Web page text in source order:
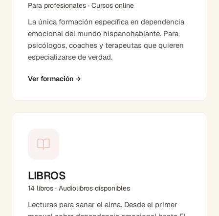
Para profesionales · Cursos online
La única formación específica en dependencia
emocional del mundo hispanohablante. Para
psicólogos, coaches y terapeutas que quieren
especializarse de verdad.
Ver formación →
LIBROS
14 libros · Audiolibros disponibles
Lecturas para sanar el alma. Desde el primer